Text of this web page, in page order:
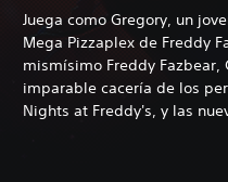
Juega como Gregory, un
Mega Pizzaplex de Freddy
mismísimo Freddy
imparable cacería de los
Nights at Freddy's, y las